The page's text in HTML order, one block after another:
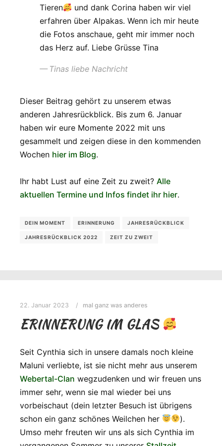
Tieren
und dank Corina haben wir viel
erfahren über Alpakas. Wenn ich mir heute
die Fotos anschaue, geht mir immer noch
das Herz auf. Liebe Grüsse Tina
Tinas liebe Nachricht
Dieser Beitrag gehört zu unserem etwas
anderen Jahresrückblick. Bis zum 6. Januar
haben wir eure Momente 2022 mit uns
gesammelt und zeigen diese in den kommenden
Wochen hier im Blog.
Ihr habt Lust auf eine Zeit zu zweit? Alle
aktuellen Termine und Infos findet ihr hier.
DEIN MOMENT ERINNERUNG JAHRESRÜCKBLICK
JAHRESRÜCKBLICK 2022 ZEIT ZU ZWEIT
22. Januar 2023 mal ganz was anderes
ERINNERUNG IM GLAS
Seit Cynthia sich in unsere damals noch kleine
Maluni verliebte, ist sie nicht mehr aus unserem
Webertal-Clan wegzudenken und wir freuen uns
immer sehr, wenn sie mal wieder bei uns
vorbeischaut (dein letzter Besuch ist übrigens
schon ein ganz schönes Weilchen her
).
Umso mehr freuten wir uns als sich Cynthia im